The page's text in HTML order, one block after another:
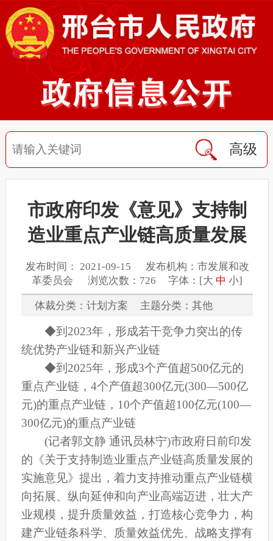
高级
市政府印发《意见》支持制
造业重点产业链高质量发展
发布时间： 2021-09-15 发布机构：市发展和改
革委员会 浏览次数：726 字体：[大 中 小]
体裁分类：计划方案 主题分类：其他
◆到2023年，形成若干竞争力突出的传
统优势产业链和新兴产业链
◆到2025年，形成3个产值超500亿元的
重点产业链，4个产值超300亿元(300—500亿
元)的重点产业链，10个产值超100亿元(100—
300亿元)的重点产业链
(记者郭文静 通讯员林宁)市政府日前印发
的《关于支持制造业重点产业链高质量发展的
实施意见》提出，着力支持推动重点产业链横
向拓展、纵向延伸和向产业高端迈进，壮大产
业规模，提升质量效益，打造核心竞争力，构
建产业链条科学、质量效益优先、战略支撑有